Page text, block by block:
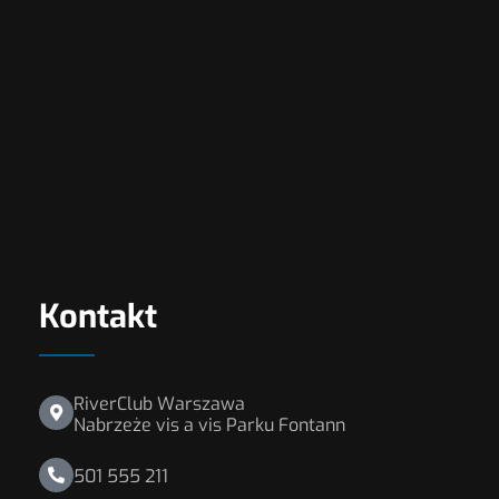
Kontakt
RiverClub Warszawa
Nabrzeże vis a vis Parku Fontann
501 555 211